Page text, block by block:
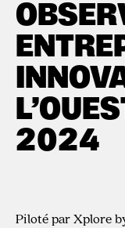
2024
Piloté par Xplore